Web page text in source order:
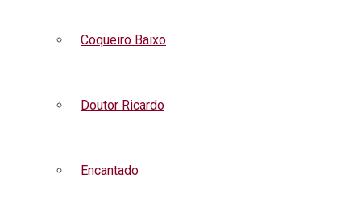
Coqueiro Baixo
Doutor Ricardo
Encantado